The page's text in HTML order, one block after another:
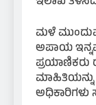
ಮಳೆ
ಅಪಾಯ
ಪ್ರಯಾಣಿಕರು
ಮಾಹಿತಿಯನ್ನು
ಅಧಿಕಾರಿಗಳು